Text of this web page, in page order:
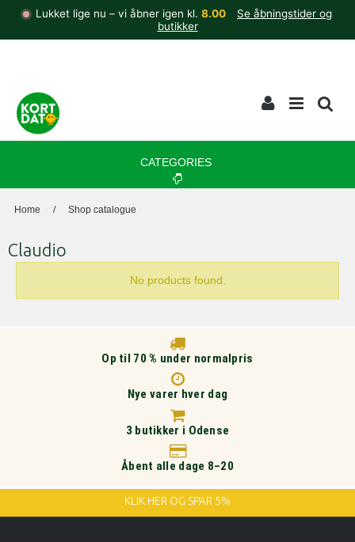
Lukket lige nu – vi åbner igen kl. 8.00
Se åbningstider og
butikker
CATEGORIES
Home / Shop catalogue
Claudio
No products found.
Op til 70 % under normalpris
Nye varer hver dag
3 butikker i Odense
Åbent alle dage 8–20
KLIK HER OG SPAR 5%